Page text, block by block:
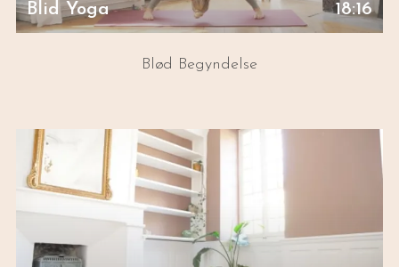
Blid Yoga 18:16
Blød Begyndelse